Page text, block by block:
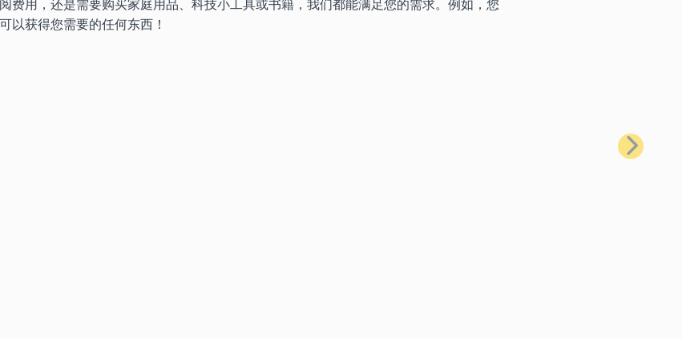
费用，还是需要购买家庭用品、科技小工具或书籍，我们都能满足您的需求。例如，您
以获得您需要的任何东西！
下一步